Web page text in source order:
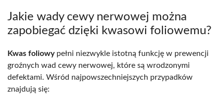
Jakie wady cewy nerwowej można
zapobiegać dzięki kwasowi foliowemu?
Kwas foliowypełni niezwykle istotną funkcję w prewencji
groźnych wad cewy nerwowej, które są wrodzonymi
defektami. Wśród najpowszechniejszych przypadków
znajdują się: